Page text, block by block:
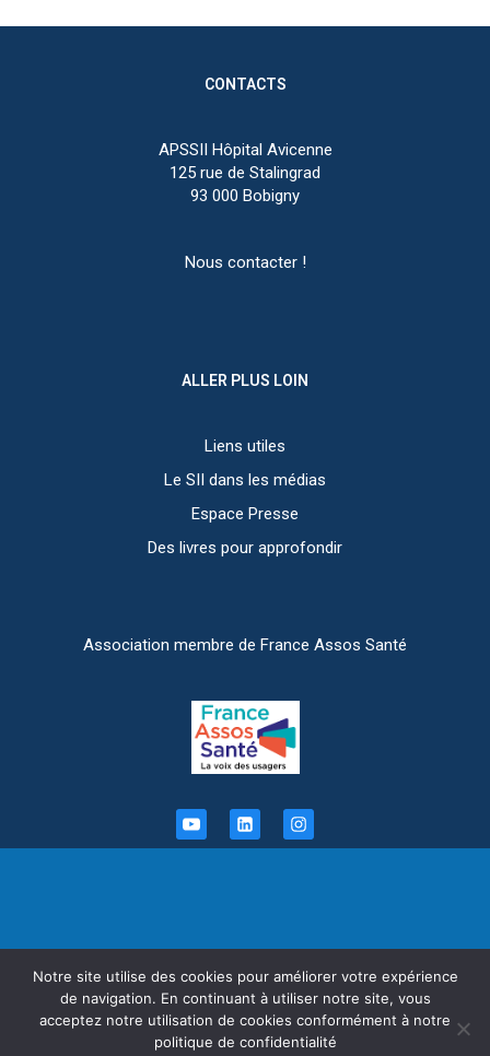
CONTACTS
APSSII Hôpital Avicenne
125 rue de Stalingrad
93 000 Bobigny
Nous contacter !
ALLER PLUS LOIN
Liens utiles
Le SII dans les médias
Espace Presse
Des livres pour approfondir
Association membre de France Assos Santé
Informations légales
APSSII - Association des Patients Souffrant du Syndrome de l’Intestin
Irritable.
Notre site utilise des cookies pour améliorer votre expérience
de navigation. En continuant à utiliser notre site, vous
acceptez notre utilisation de cookies conformément à notre
politique de confidentialité